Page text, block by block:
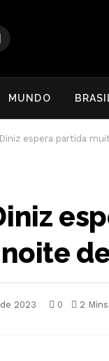
MUNDO
espera partida
2023 0 2